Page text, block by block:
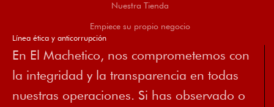
Nuestra Tienda
Empiece su propio negocio
Línea ética y anticorrupción
En El Machetico, nos comprometemos con
la integridad y la transparencia en todas
nuestras operaciones. Si has observado o